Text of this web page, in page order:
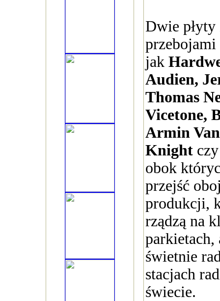
Dwie
jak
Audien,
Thomas
Vicetone,
Armin
Knight
obok
przejść
produkcji,
rządzą na
parkietach,
świetnie
stacjach
świecie.